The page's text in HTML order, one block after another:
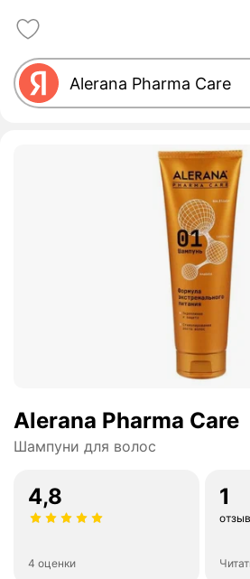
Alerana Pharma Care
Шампуни для волос
4,8
4 оценки
1
отзыв